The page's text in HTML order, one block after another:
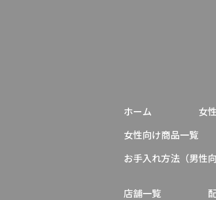
ホーム 女
女性向け商品一覧
お手入れ方法（男性向
店舗一覧